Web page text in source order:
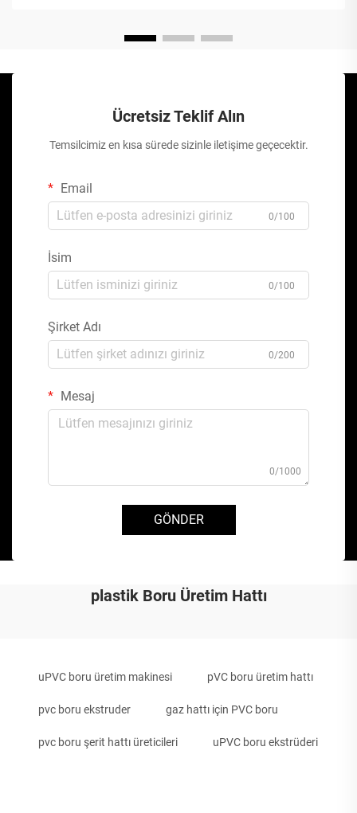
Ücretsiz Teklif Alın
Temsilcimiz en kısa sürede sizinle iletişime geçecektir.
Email
0/100
İsim
0/100
Şirket Adı
0/200
Mesaj
0/1000
GÖNDER
plastik Boru Üretim Hattı
uPVC boru üretim makinesi pVC boru üretim hattı
pvc boru ekstruder gaz hattı için PVC boru
pvc boru şerit hattı üreticileri uPVC boru ekstrüderi